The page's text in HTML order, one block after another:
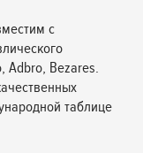
с
Adbro, Bezares.
таблице